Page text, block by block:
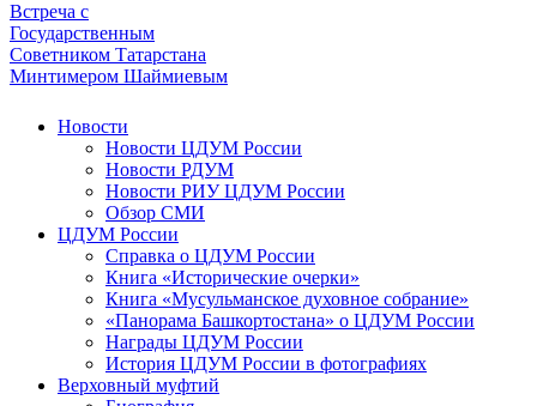
Встреча с
Государственным
Советником Татарстана
Минтимером Шаймиевым
Новости
Новости ЦДУМ России
Новости РДУМ
Новости РИУ ЦДУМ России
Обзор СМИ
ЦДУМ России
Справка о ЦДУМ России
Книга «Исторические очерки»
Книга «Мусульманское духовное собрание»
«Панорама Башкортостана» о ЦДУМ России
Награды ЦДУМ России
История ЦДУМ России в фотографиях
Верховный муфтий